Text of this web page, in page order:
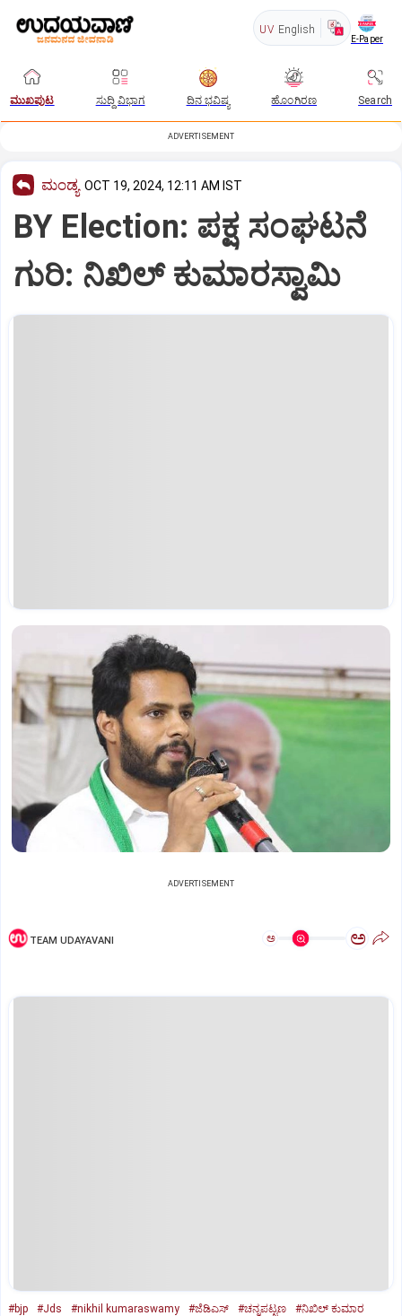
UV English
E-Paper
ಮುಖಪುಟ ಸುದ್ದಿ ವಿಭಾಗ ದಿನ ಭವಿಷ್ಯ ಹೊಂಗಿರಣ Search
ADVERTISEMENT
ಮಂಡ್ಯ OCT 19, 2024, 12:11 AM IST
BY Election: ಪಕ್ಷ ಸಂಘಟನೆ
ಗುರಿ: ನಿಖಿಲ್‌ ಕುಮಾರಸ್ವಾಮಿ
ADVERTISEMENT
TEAM UDAYAVANI ಅ ಅ
#bjp #Jds #nikhil kumaraswamy #ಜೆಡಿಎಸ್‌ #ಚನ್ನಪಟ್ಟಣ
#ನಿಖಿಲ್‌ ಕುಮಾರ